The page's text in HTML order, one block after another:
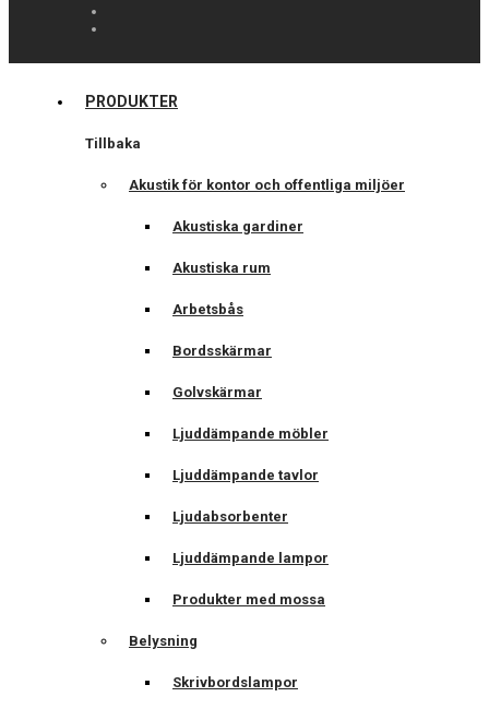
PRODUKTER
Tillbaka
Akustik för kontor och offentliga miljöer
Akustiska gardiner
Akustiska rum
Arbetsbås
Bordsskärmar
Golvskärmar
Ljuddämpande möbler
Ljuddämpande tavlor
Ljudabsorbenter
Ljuddämpande lampor
Produkter med mossa
Belysning
Skrivbordslampor